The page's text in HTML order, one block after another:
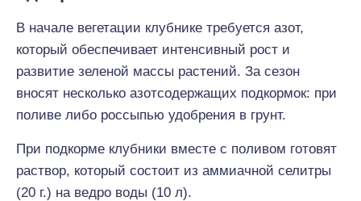
В начале вегетации клубнике требуется азот,
который обеспечивает интенсивный рост и
развитие зеленой массы растений. За сезон
вносят несколько азотсодержащих подкормок: при
поливе либо россыпью удобрения в грунт.
При подкорме клубники вместе с поливом готовят
раствор, который состоит из аммиачной селитры
(20 г.) на ведро воды (10 л).